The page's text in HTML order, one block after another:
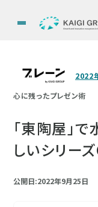
2022
心に残ったプレゼン術
「東陶屋」
しいシリー
公開日:2022年9月25日